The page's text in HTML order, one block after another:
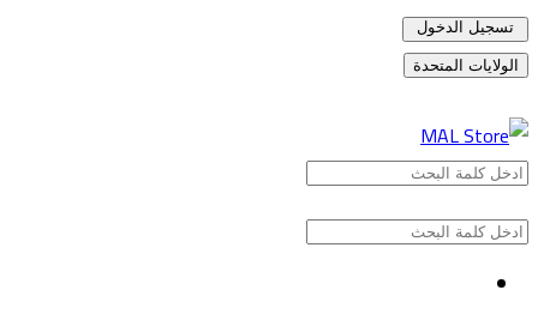
تسجيل الدخول
الولايات المتحدة